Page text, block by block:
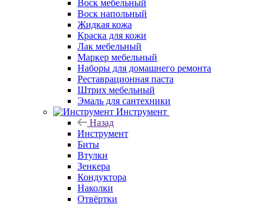
Воск мебельный
Воск напольный
Жидкая кожа
Краска для кожи
Лак мебельный
Маркер мебельный
Наборы для домашнего ремонта
Реставрационная паста
Штрих мебельный
Эмаль для сантехники
Инструмент
Назад
Инструмент
Биты
Втулки
Зенкера
Кондуктора
Наколки
Отвёртки